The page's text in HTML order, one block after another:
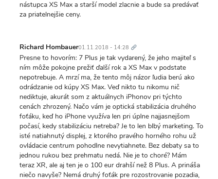
nástupca XS Max a starší model zlacnie a bude sa predávať
za priatelnejšie ceny.
Richard Hombauer01.11.2018 - 14:28 odkaz
Presne to hovorím: 7 Plus je tak vydarený, že jeho majiteľ s
ním môže pokojne prežiť ďalší rok a XS Max v podstate
nepotrebuje. A mrzí ma, že tento môj názor ľudia berú ako
odrádzanie od kúpy XS Max. Veď nikto tu nikomu nič
nediktuje, akurát som z aktuálnych iPhonov pri týchto
cenách zhrozený. Načo vám je optická stabilizácia druhého
foťáku, keď ho iPhone využíva len pri úplne najjasnejšom
počasí, kedy stabilizáciu netreba? Je to len blbý marketing. To
isté natiahnutý displej, z ktorého pravého horného rohu už
ovládacie centrum pohodlne nevytiahnete. Bez debaty sa to
jednou rukou bez prehmatu nedá. Nie je to choré? Mám
teraz XR, ale aj ten je o 100 eur drahší než 8 Plus. A prináša
niečo navyše? Nemá druhý foťák pre rozostrovanie pozadia,